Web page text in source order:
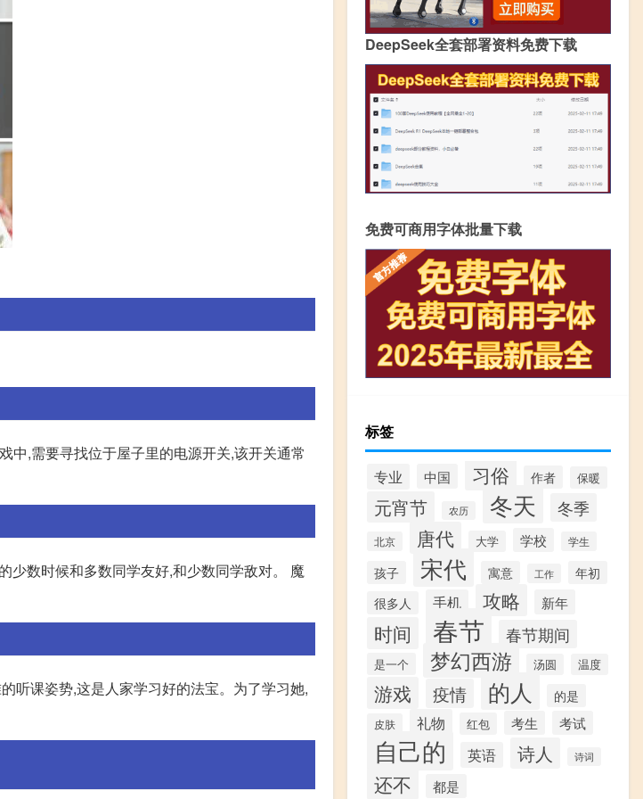
中,需要寻找位于屋子里的电源开关,该开关通常
少数时候和多数同学友好,和少数同学敌对。 魔
听课姿势,这是人家学习好的法宝。为了学习她,
DeepSeek全套部署资料免费下载
免费可商用字体批量下载
标签
专业 中国 习俗 作者 保暖
元宵节 农历 冬天 冬季
北京 唐代 大学 学校 学生
孩子 宋代 寓意 工作
年初
很多人
手机 攻略 新年
时间 春节 春节期间
是一个 梦幻西游 汤圆 温度
游戏 疫情 的人 的是
皮肤 礼物 红包 考生 考试
自己的 英语 诗人 诗词
还不 都是